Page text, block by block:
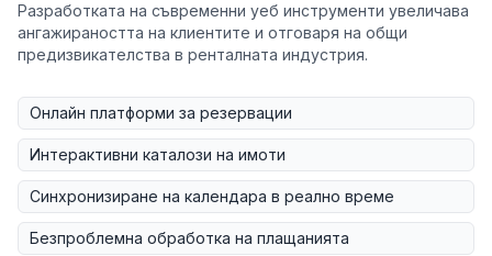
Разработката на съвременни уеб инструменти увеличава
ангажираността на клиентите и отговаря на общи
предизвикателства в ренталната индустрия.
Онлайн платформи за резервации
Интерактивни каталози на имоти
Синхронизиране на календара в реално време
Безпроблемна обработка на плащанията